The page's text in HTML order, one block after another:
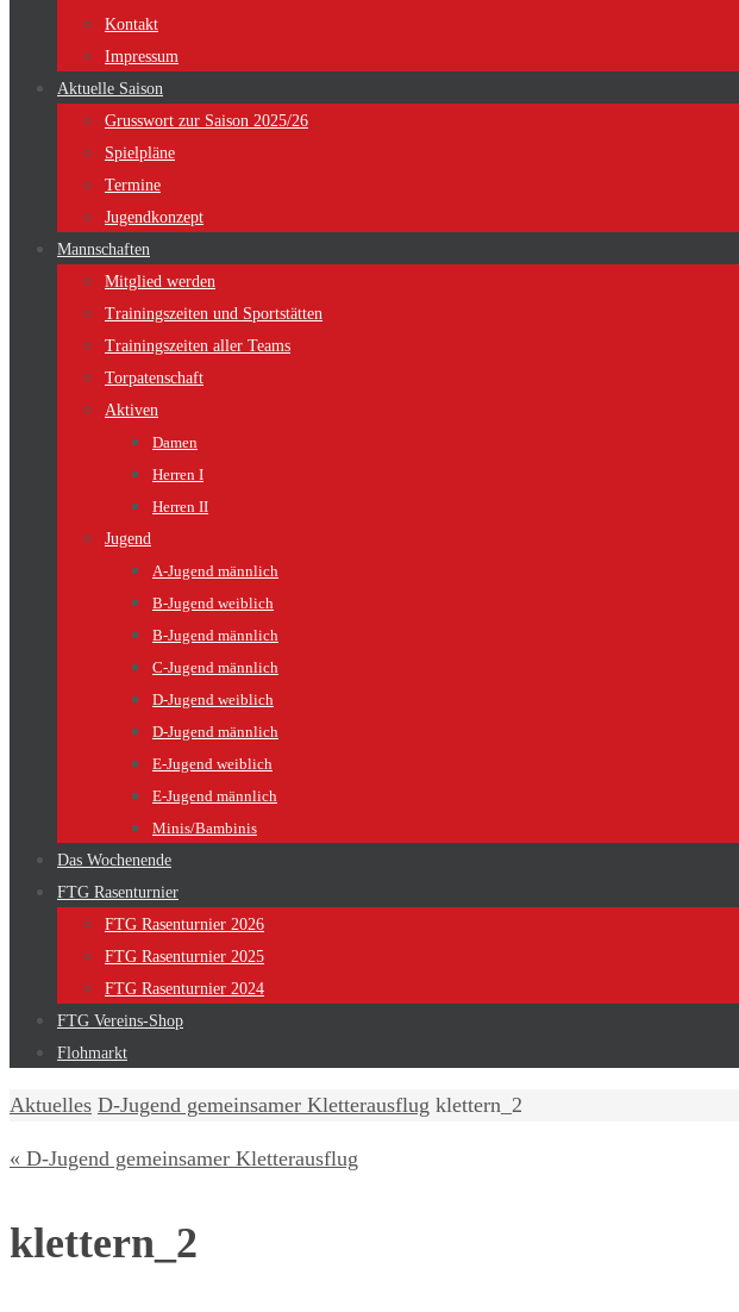
Kontakt
Impressum
Aktuelle Saison
Grusswort zur Saison 2025/26
Spielpläne
Termine
Jugendkonzept
Mannschaften
Mitglied werden
Trainingszeiten und Sportstätten
Trainingszeiten aller Teams
Torpatenschaft
Aktiven
Damen
Herren I
Herren II
Jugend
A-Jugend männlich
B-Jugend weiblich
B-Jugend männlich
C-Jugend männlich
D-Jugend weiblich
D-Jugend männlich
E-Jugend weiblich
E-Jugend männlich
Minis/Bambinis
Das Wochenende
FTG Rasenturnier
FTG Rasenturnier 2026
FTG Rasenturnier 2025
FTG Rasenturnier 2024
FTG Vereins-Shop
Flohmarkt
Home
Aktuelles D-Jugend gemeinsamer Kletterausflug klettern_2
« D-Jugend gemeinsamer Kletterausflug
klettern_2